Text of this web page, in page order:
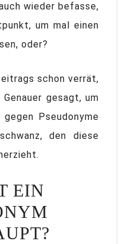
wieder befasse,
um mal einen
oder?
schon verrät,
gesagt, um
Pseudonyme
den diese
EIN